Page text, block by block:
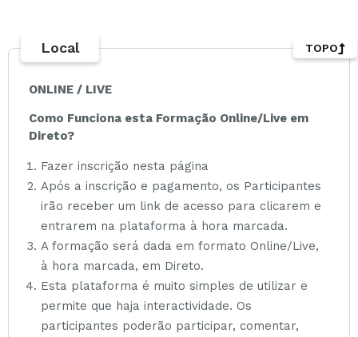
Local
ONLINE / LIVE
Como Funciona esta Formação Online/Live em
Direto?
Fazer inscrição nesta página
Após a inscrição e pagamento, os Participantes
irão receber um link de acesso para clicarem e
entrarem na plataforma à hora marcada.
A formação será dada em formato Online/Live,
à hora marcada, em Direto.
Esta plataforma é muito simples de utilizar e
permite que haja interactividade. Os
participantes poderão participar, comentar,
TOPO